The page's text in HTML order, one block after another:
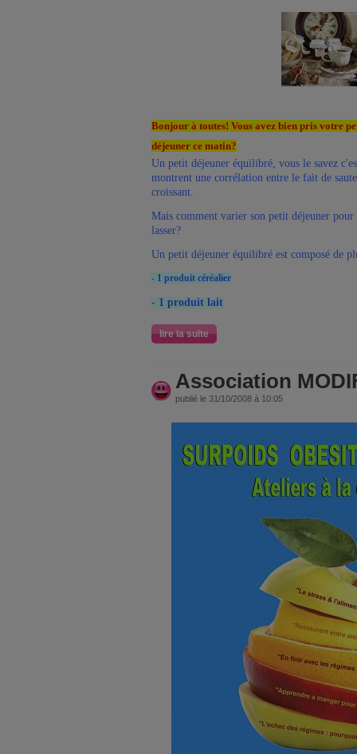
Bonjour à toutes! Vous avez bien pris votre
déjeuner ce matin?
Un petit déjeuner équilibré, vous le savez
montrent une corrélation entre le fait de
croissant.
Mais comment varier son petit déjeuner
lasser?
Un petit déjeuner équilibré est composé de
- 1 produit céréalier
- 1 produit lait
lire la suite
Association
publié le 31/10/2008 à 10:05